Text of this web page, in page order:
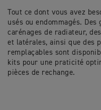
Tout ce dont vous avez
usés ou endommagés.
carénages de radiateur,
et latérales, ainsi que des
remplaçables sont
kits pour une praticité
pièces de rechange.